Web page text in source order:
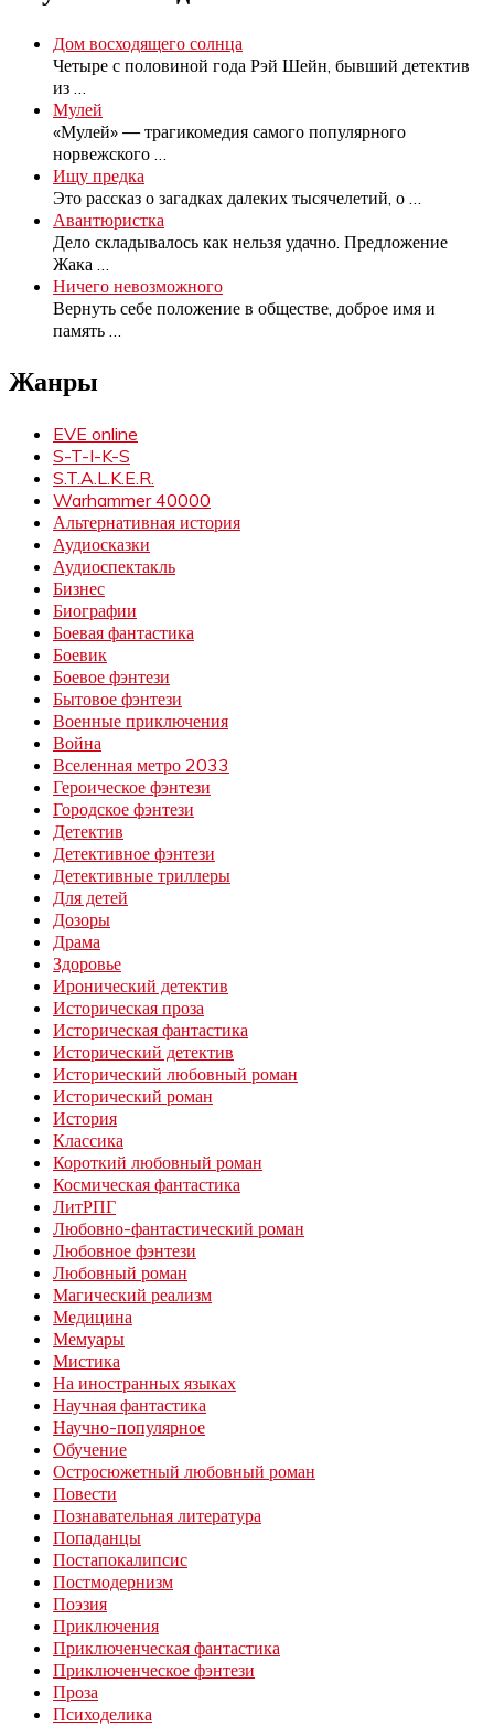
Дом восходящего солнца
Четыре с половиной года Рэй Шейн, бывший детектив
из
Мулей
«Мулей» — трагикомедия самого популярного
норвежского
Ищу предка
Это рассказ о загадках далеких тысячелетий, о
Авантюристка
Дело складывалось как нельзя удачно. Предложение
Жака
Ничего невозможного
Вернуть себе положение в обществе, доброе имя и
память
Жанры
EVE online
S-T-I-K-S
S.T.A.L.K.E.R.
Warhammer 40000
Альтернативная история
Аудиосказки
Аудиоспектакль
Бизнес
Биографии
Боевая фантастика
Боевик
Боевое фэнтези
Бытовое фэнтези
Военные приключения
Война
Вселенная метро 2033
Героическое фэнтези
Городское фэнтези
Детектив
Детективное фэнтези
Детективные триллеры
Для детей
Дозоры
Драма
Здоровье
Иронический детектив
Историческая проза
Историческая фантастика
Исторический детектив
Исторический любовный роман
Исторический роман
История
Классика
Короткий любовный роман
Космическая фантастика
ЛитРПГ
Любовно-фантастический роман
Любовное фэнтези
Любовный роман
Магический реализм
Медицина
Мемуары
Мистика
На иностранных языках
Научная фантастика
Научно-популярное
Обучение
Остросюжетный любовный роман
Повести
Познавательная литература
Попаданцы
Постапокалипсис
Постмодернизм
Поэзия
Приключения
Приключенческая фантастика
Приключенческое фэнтези
Проза
Психоделика